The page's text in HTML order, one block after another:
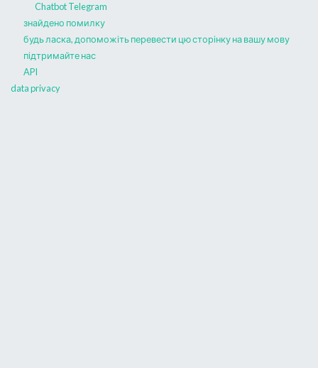
Chatbot Telegram
знайдено помилку
будь ласка, допоможіть перевести цю сторінку на вашу мову
підтримайте нас
API
data privacy